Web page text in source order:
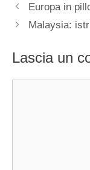
Europa in
Malaysia:
Lascia un